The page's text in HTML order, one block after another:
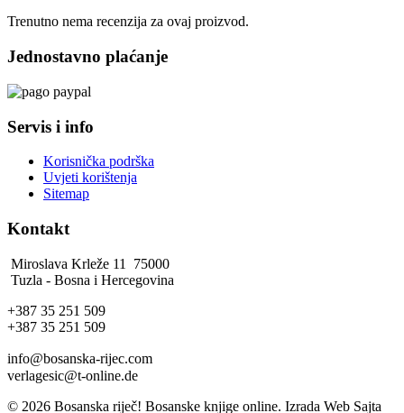
Trenutno nema recenzija za ovaj proizvod.
Jednostavno plaćanje
Servis i info
Korisnička podrška
Uvjeti korištenja
Sitemap
Kontakt
Miroslava Krleže 11 75000
Tuzla - Bosna i Hercegovina
+387 35 251 509
+387 35 251 509
info@bosanska-rijec.com
verlagesic@t-online.de
© 2026 Bosanska riječ! Bosanske knjige online. Izrada Web Sajta